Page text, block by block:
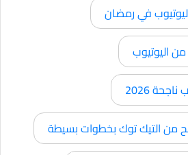
في رمضان
اليوتيوب
2026
من التيك توك بخطوات بسيطة